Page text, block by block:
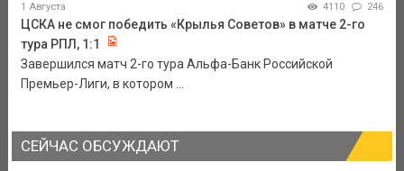
1 Августа 4110 246
ЦСКА не смог победить «Крылья Советов» в матче 2-го
тура РПЛ, 1:1
Завершился матч 2-го тура Альфа-Банк Российской
Премьер-Лиги, в котором ...
СЕЙЧАС ОБСУЖДАЮТ